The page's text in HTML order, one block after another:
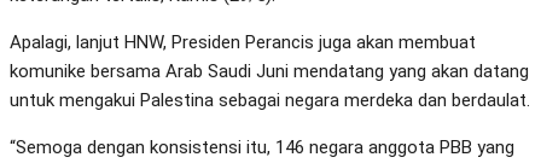
Apalagi, lanjut HNW, Presiden Perancis juga akan membuat
komunike bersama Arab Saudi Juni mendatang yang akan datang
untuk mengakui Palestina sebagai negara merdeka dan berdaulat.
“Semoga dengan konsistensi itu, 146 negara anggota PBB yang